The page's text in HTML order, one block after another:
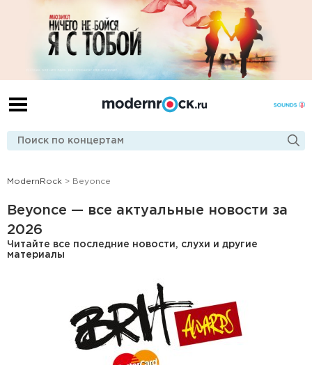
ModernRock > Beyonce
Beyonce — все актуальные новости за
2026
Читайте все последние новости, слухи и другие
материалы